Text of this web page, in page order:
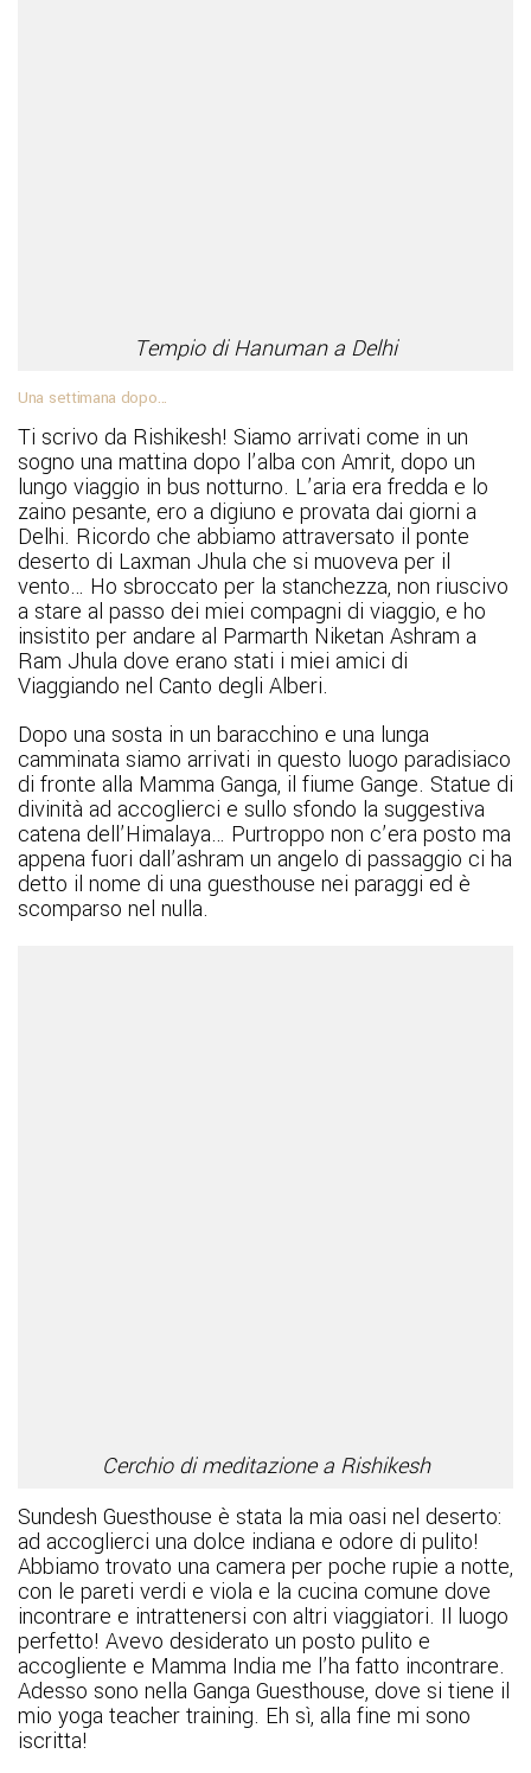
Tempio di Hanuman a Delhi
Una settimana dopo…
Ti scrivo da Rishikesh! Siamo arrivati come in un
sogno una mattina dopo l’alba con Amrit, dopo un
lungo viaggio in bus notturno. L’aria era fredda e lo
zaino pesante, ero a digiuno e provata dai giorni a
Delhi. Ricordo che abbiamo attraversato il ponte
deserto di Laxman Jhula che si muoveva per il
vento… Ho sbroccato per la stanchezza, non riuscivo
a stare al passo dei miei compagni di viaggio, e ho
insistito per andare al Parmarth Niketan Ashram a
Ram Jhula dove erano stati i miei amici di
Viaggiando nel Canto degli Alberi.
Dopo una sosta in un baracchino e una lunga
camminata siamo arrivati in questo luogo paradisiaco
di fronte alla Mamma Ganga, il fiume Gange. Statue di
divinità ad accoglierci e sullo sfondo la suggestiva
catena dell’Himalaya… Purtroppo non c’era posto ma
appena fuori dall’ashram un angelo di passaggio ci ha
detto il nome di una guesthouse nei paraggi ed è
scomparso nel nulla.
Cerchio di meditazione a Rishikesh
Sundesh Guesthouse è stata la mia oasi nel deserto:
ad accoglierci una dolce indiana e odore di pulito!
Abbiamo trovato una camera per poche rupie a notte,
con le pareti verdi e viola e la cucina comune dove
incontrare e intrattenersi con altri viaggiatori. Il luogo
perfetto! Avevo desiderato un posto pulito e
accogliente e Mamma India me l’ha fatto incontrare.
Adesso sono nella Ganga Guesthouse, dove si tiene il
mio yoga teacher training. Eh sì, alla fine mi sono
iscritta!